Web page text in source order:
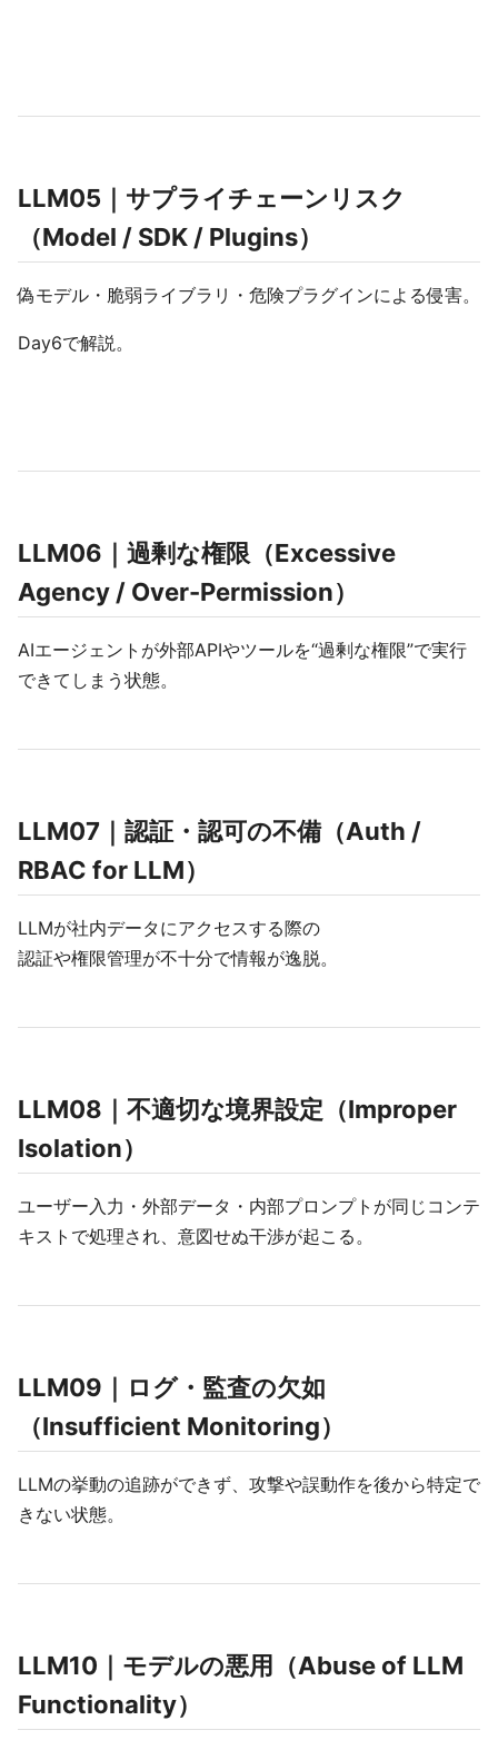
LLM05｜サプライチェーンリスク
（Model / SDK / Plugins）
偽モデル・脆弱ライブラリ・危険プラグインによる侵害。
Day6で解説。
LLM06｜過剰な権限（Excessive
Agency / Over-Permission）
AIエージェントが外部APIやツールを“過剰な権限”で実行
できてしまう状態。
LLM07｜認証・認可の不備（Auth /
RBAC for LLM）
LLMが社内データにアクセスする際の
認証や権限管理が不十分で情報が逸脱。
LLM08｜不適切な境界設定（Improper
Isolation）
ユーザー入力・外部データ・内部プロンプトが同じコンテ
キストで処理され、意図せぬ干渉が起こる。
LLM09｜ログ・監査の欠如
（Insufficient Monitoring）
LLMの挙動の追跡ができず、攻撃や誤動作を後から特定で
きない状態。
LLM10｜モデルの悪用（Abuse of LLM
Functionality）